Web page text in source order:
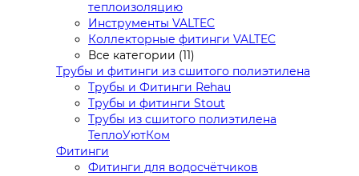
теплоизоляцию
Инструменты VALTEC
Коллекторные фитинги VALTEC
Все категории (11)
Трубы и фитинги из сшитого полиэтилена
Трубы и Фитинги Rehau
Трубы и фитинги Stout
Трубы из сшитого полиэтилена
ТеплоУютКом
Фитинги
Фитинги для водосчётчиков